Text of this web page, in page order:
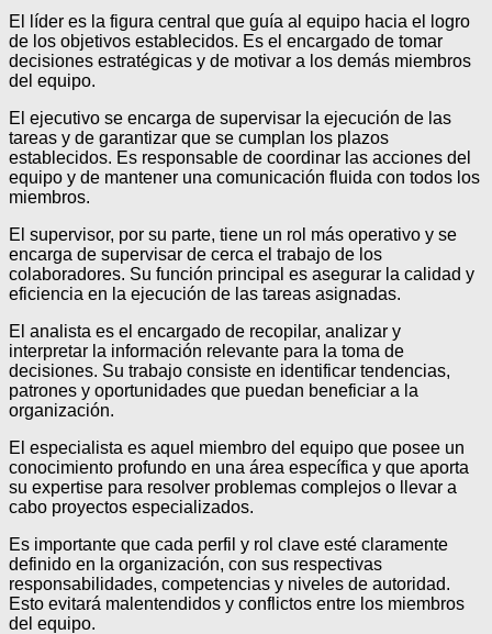
El líder es la figura central que guía al equipo hacia el logro
de los objetivos establecidos. Es el encargado de tomar
decisiones estratégicas y de motivar a los demás miembros
del equipo.
El ejecutivo se encarga de supervisar la ejecución de las
tareas y de garantizar que se cumplan los plazos
establecidos. Es responsable de coordinar las acciones del
equipo y de mantener una comunicación fluida con todos los
miembros.
El supervisor, por su parte, tiene un rol más operativo y se
encarga de supervisar de cerca el trabajo de los
colaboradores. Su función principal es asegurar la calidad y
eficiencia en la ejecución de las tareas asignadas.
El analista es el encargado de recopilar, analizar y
interpretar la información relevante para la toma de
decisiones. Su trabajo consiste en identificar tendencias,
patrones y oportunidades que puedan beneficiar a la
organización.
El especialista es aquel miembro del equipo que posee un
conocimiento profundo en una área específica y que aporta
su expertise para resolver problemas complejos o llevar a
cabo proyectos especializados.
Es importante que cada perfil y rol clave esté claramente
definido en la organización, con sus respectivas
responsabilidades, competencias y niveles de autoridad.
Esto evitará malentendidos y conflictos entre los miembros
del equipo.